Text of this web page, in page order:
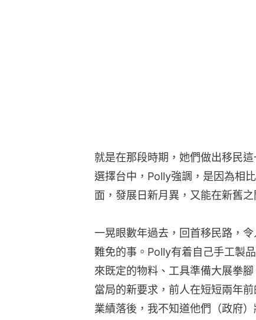
就是在那段時期，她們做出移民
選擇台中，Polly強調，是因為相
面，發展日新月異，又能在新舊之
一晃眼數年過去，回首移民路，
難免的事。Polly有着自己手工製
來既定的物料、工具準備大展拳
當局的新要求，前人在短短兩年
業績落後，我不知道他們（政府